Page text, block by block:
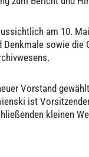
am 10.
Denkmale sowie die
Vorstand
ist
kleinen